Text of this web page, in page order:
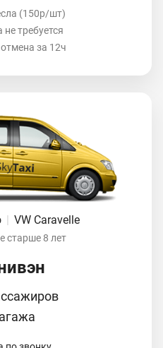
(150р/шт)
требуется
за 12ч
VW Caravelle
старше 8 лет